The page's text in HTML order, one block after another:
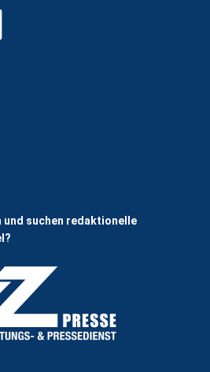
und suchen redaktionelle